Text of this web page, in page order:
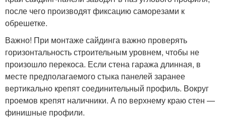
после чего производят фиксацию саморезами к
обрешетке.
Важно! При монтаже сайдинга важно проверять
горизонтальность строительным уровнем, чтобы не
произошло перекоса. Если стена гаража длинная, в
месте предполагаемого стыка панелей заранее
вертикально крепят соединительный профиль. Вокруг
проемов крепят наличники. А по верхнему краю стен —
финишные профили.